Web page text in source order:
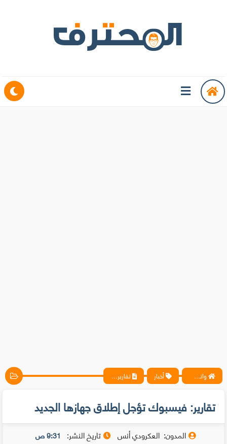
واتس آب ، فيسبوك ، أنترنت ، شروحات تقنية حصرية - المحترف أخبار تقارير: فيسبوك تؤجل إطلاق جهازها الجديد
تقارير: فيسبوك تؤجل إطلاق جهازها الجديد
المدون: العكرودي أنس تاريخ النشر: 9:31 ص